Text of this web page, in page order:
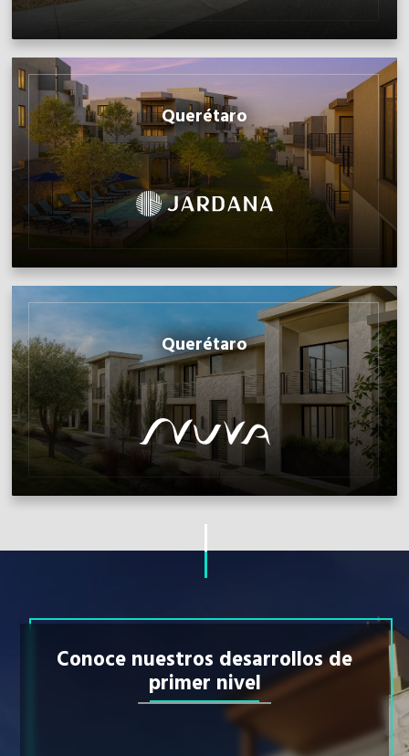
Querétaro
Querétaro
Conoce nuestros desarrollos de
primer nivel